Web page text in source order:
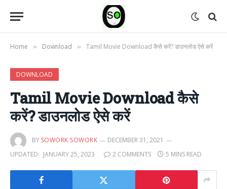
Home » Download » Tamil Movie Download कैसे करें? डाउनलोड ऐसे करें
DOWNLOAD
Tamil Movie Download कैसे
करें? डाउनलोड ऐसे करें
BY SOWORK SOWORK
DECEMBER 31, 2021
UPDATED: JANUARY 25, 2023 2 COMMENTS 5 MINS READ